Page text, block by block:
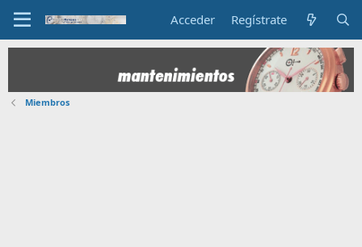
Acceder Regístrate
Miembros